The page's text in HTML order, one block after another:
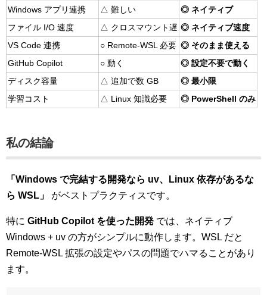
Windows アプリ連携
△ 難しい
◎ ネイティブ
ファイル I/O 速度
△ クロスマウント遅 ◎ ネイティブ速度
VS Code 連携
○ Remote-WSL 必要 ◎ そのまま使える
GitHub Copilot
○ 動く
◎ 設定不要で動く
ディスク容量
△ 追加で数 GB
◎ 最小限
学習コスト
△ Linux 知識必要 ◎ PowerShell のみ
私の結論
「Windows で完結する開発なら uv、Linux 依存があるな
ら WSL」
がベストプラクティスです。
特に GitHub Copilot を使った開発 では、ネイティブ
Windows + uv の方がシンプルに動作します。WSL だと
Remote-WSL 拡張の設定やパスの問題でハマることがあり
ます。